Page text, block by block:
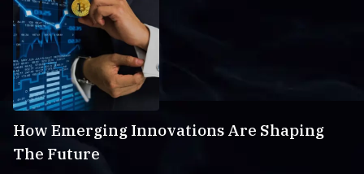
How Emerging Innovations Are Shaping
The Future